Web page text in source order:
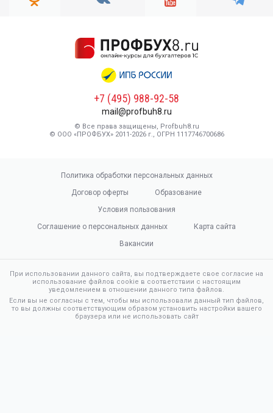
+7 (495) 988-92-58
mail@profbuh8.ru
© Все права защищены, Profbuh8.ru
© ООО «ПРОФБУХ» 2011-2026 г., ОГРН 1117746700686
Политика обработки персональных данных
Договор оферты
Образование
Условия пользования
Соглашение о персональных данных
Карта сайта
Вакансии
При использовании данного сайта, вы подтверждаете свое согласие на
использование файлов cookie в соответствии с настоящим
уведомлением в отношении данного типа файлов.
Если вы не согласны с тем, чтобы мы использовали данный тип файлов,
то вы должны соответствующим образом установить настройки вашего
браузера или не использовать сайт